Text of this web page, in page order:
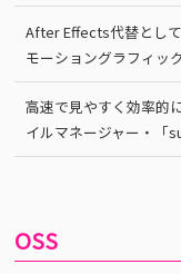
After Effects代替とし
モーショングラフィッ
高速で見やすく効率的
イルマネージャー・「
OSS